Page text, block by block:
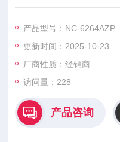
硫化氢传感器ES-1827i
产品型号：NC-6264AZP
更新时间：2025-10-23
厂商性质：经销商
访问量：228
产品咨询